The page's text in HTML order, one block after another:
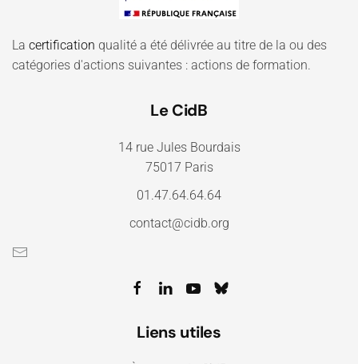
La certification qualité a été délivrée au titre de la ou des
catégories d'actions suivantes : actions de formation.
Le CidB
14 rue Jules Bourdais
75017 Paris
01.47.64.64.64
contact@cidb.org
Liens utiles